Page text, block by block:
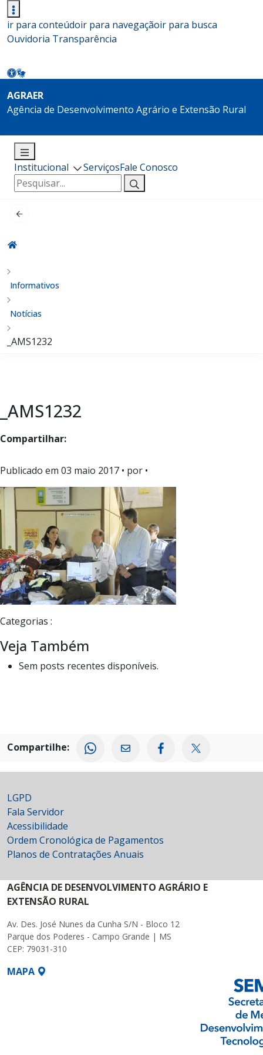
ir para conteúdoir para navegaçãoir para busca
Ouvidoria Transparência
AGRAER
Agência de Desenvolvimento Agrário e Extensão Rural
Institucional ServiçosFale Conosco
Pesquisar
por:
Informativos
Notícias
_AMS1232
_AMS1232
Compartilhar:
Publicado em 03 maio 2017 • por •
Categorias :
Veja Também
Sem posts recentes disponíveis.
Compartilhe:
LGPD
Fala Servidor
Acessibilidade
Ordem Cronológica de Pagamentos
Planos de Contratações Anuais
AGÊNCIA DE DESENVOLVIMENTO AGRÁRIO E
EXTENSÃO RURAL
Av. Des. José Nunes da Cunha S/N - Bloco 12
Parque dos Poderes - Campo Grande | MS
CEP: 79031-310
MAPA